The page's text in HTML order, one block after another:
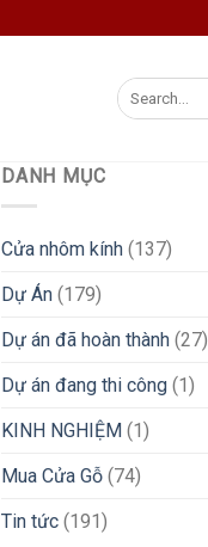
Search
for:
DANH MỤC
Cửa nhôm kính (137)
Dự Án (179)
Dự án đã hoàn thành (27)
Dự án đang thi công (1)
KINH NGHIỆM (1)
Mua Cửa Gỗ (74)
Tin tức (191)